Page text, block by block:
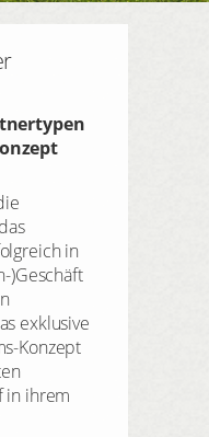
in
)Geschäft
exklusive
Konzept
in ihrem